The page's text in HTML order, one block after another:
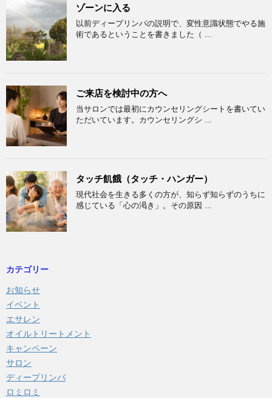
ゾーンに入る
以前ディープリンパの説明で、変性意識状態でやる施
術であるということを書きました（ ...
ご来店を検討中の方へ
当サロンでは最初にカウンセリングシートを書いてい
ただいています。カウンセリングシ ...
タッチ飢餓（タッチ・ハンガー）
現代社会を生きる多くの方が、知らず知らずのうちに
感じている「心の渇き」。その原因 ...
カテゴリー
お知らせ
イベント
エサレン
オイルトリートメント
キャンペーン
サロン
ディープリンパ
ロミロミ